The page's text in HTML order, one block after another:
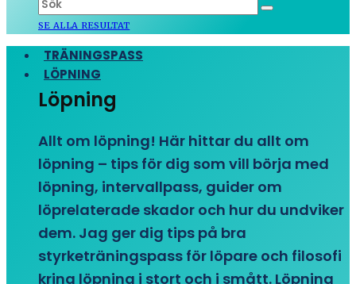
SE ALLA RESULTAT
TRÄNINGSPASS
LÖPNING
Löpning
Allt om löpning! Här hittar du allt om
löpning – tips för dig som vill börja med
löpning, intervallpass, guider om
löprelaterade skador och hur du undviker
dem. Jag ger dig tips på bra
styrketräningspass för löpare och filosofi
kring löpning i stort och i smått. Löpning